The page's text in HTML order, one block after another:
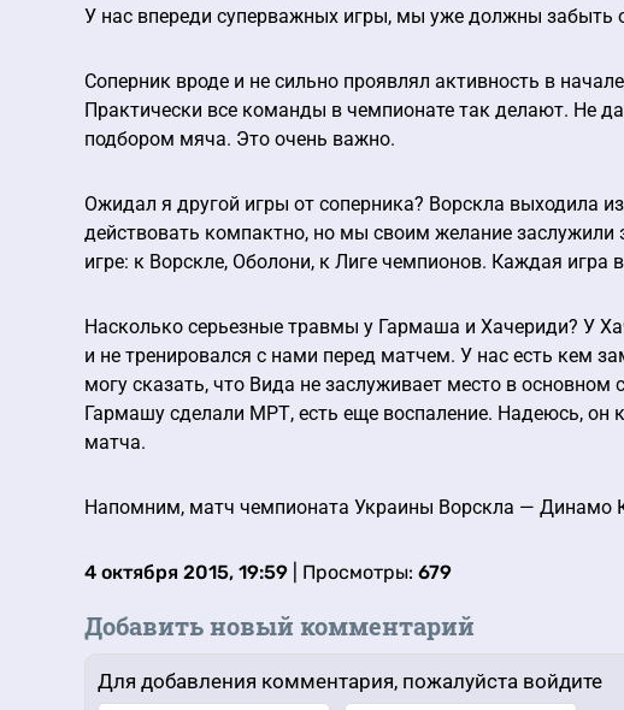
У нас впереди суперважных игры, мы уже должны забыть
Соперник вроде и не сильно проявлял активность в
Практически все команды в чемпионате так делают. Не
подбором мяча. Это очень важно.
Ожидал я другой игры от соперника? Ворскла выходила
действовать компактно, но мы своим желание заслужили
игре: к Ворскле, Оболони, к Лиге чемпионов. Каждая игра
Насколько серьезные травмы у Гармаша и Хачериди? У
и не тренировался с нами перед матчем. У нас есть кем
могу сказать, что Вида не заслуживает место в основном
Гармашу сделали МРТ, есть еще воспаление. Надеюсь, он
матча.
Напомним, матч чемпионата Украины Ворскла — Динамо
4 октября 2015, 19:59 | Просмотры: 679
Добавить новый комментарий
Для добавления комментария, пожалуйста войдите